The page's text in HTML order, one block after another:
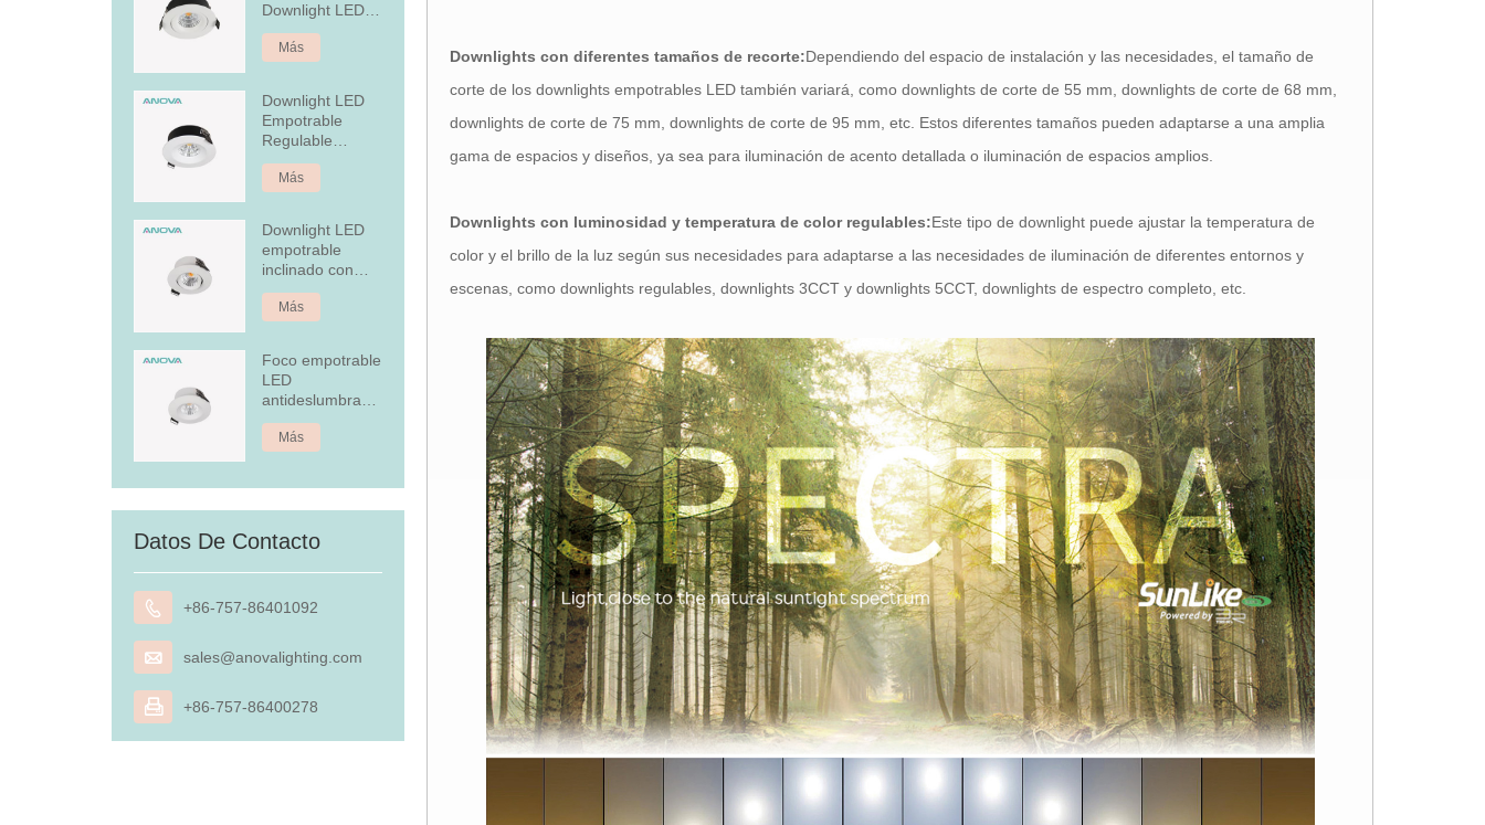
Downlight LED
empotrado
regulable
Más
Downlight LED
Empotrable
Regulable
Aluminio 7W Fijo
Más
Downlight LED
empotrable
inclinado con
cubierta
posterior
Más
Foco empotrable
LED
antideslumbrante
de 4,5 W
Más
Datos De Contacto
 +86-757-86401092
 sales@anovalighting.com
 +86-757-86400278
Downlights con diferentes tamaños de recorte:Dependiendo del espacio de instalación y las necesidades, el tamaño de
corte de los downlights empotrables LED también variará, como downlights de corte de 55 mm, downlights de corte de 68 mm,
downlights de corte de 75 mm, downlights de corte de 95 mm, etc. Estos diferentes tamaños pueden adaptarse a una amplia
gama de espacios y diseños, ya sea para iluminación de acento detallada o iluminación de espacios amplios.
Downlights con luminosidad y temperatura de color regulables:Este tipo de downlight puede ajustar la temperatura de
color y el brillo de la luz según sus necesidades para adaptarse a las necesidades de iluminación de diferentes entornos y
escenas, como downlights regulables, downlights 3CCT y downlights 5CCT, downlights de espectro completo, etc.